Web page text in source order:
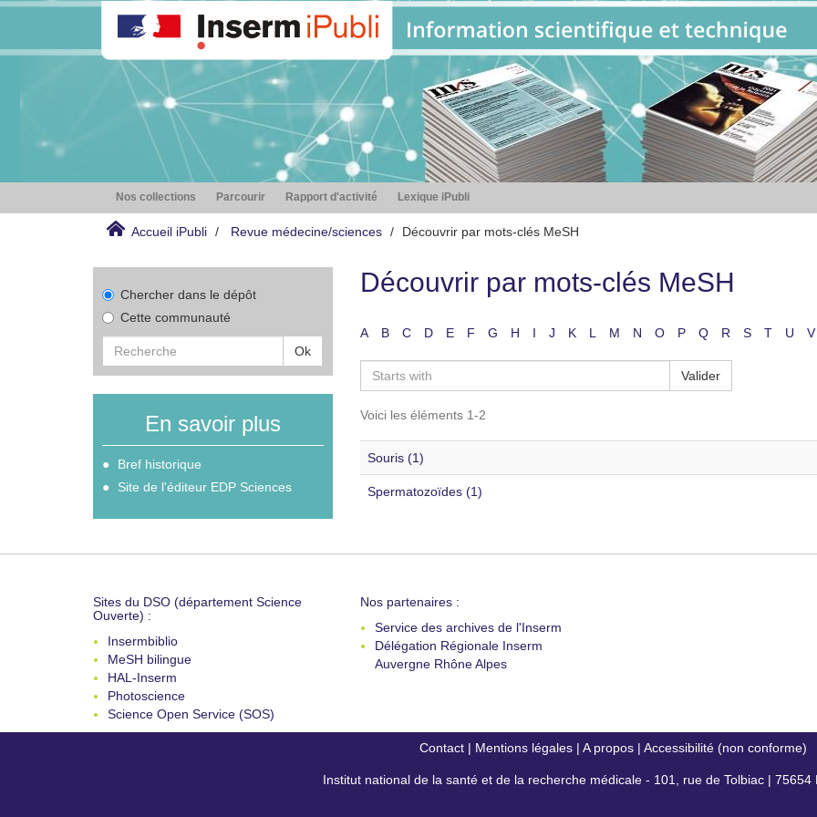
Nos collections Parcourir Rapport d'activité Lexique iPubli
Accueil iPubli Revue médecine/sciences Découvrir par mots-clés MeSH
Chercher dans le dépôt
Cette communauté
Ok
En savoir plus
Bref historique
Site de l'éditeur EDP Sciences
Découvrir par mots-clés MeSH
A B C D E F G H I J K L M N O P Q R S T U V
Valider
Voici les éléments 1-2
Souris (1)
Spermatozoïdes (1)
Sites du DSO (département Science
Ouverte) :
Insermbiblio
MeSH bilingue
HAL-Inserm
Photoscience
Science Open Service (SOS)
Nos partenaires :
Service des archives de l'Inserm
Délégation Régionale Inserm
Auvergne Rhône Alpes
Contact| Mentions légales| A propos| Accessibilité (non conforme)
Institut national de la santé et de la recherche médicale - 101, rue de Tolbiac | 75654